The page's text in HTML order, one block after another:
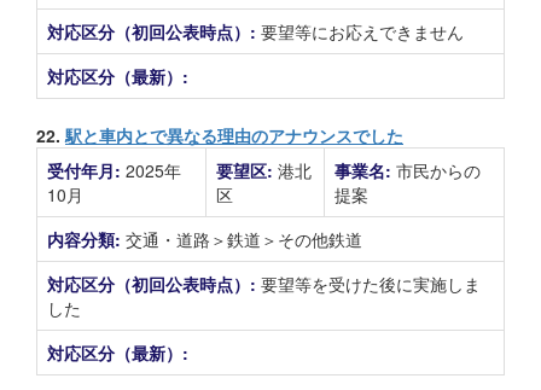
対応区分（初回公表時点）: 要望等にお応えできません
対応区分（最新）:
22. 駅と車内とで異なる理由のアナウンスでした
受付年月: 2025年
10月
要望区: 港北
区
事業名: 市民からの
提案
内容分類: 交通・道路＞鉄道＞その他鉄道
対応区分（初回公表時点）: 要望等を受けた後に実施しま
した
対応区分（最新）: